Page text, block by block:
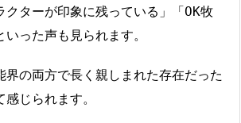
クターが印象に残っている」「OK牧
った声も見られます。
界の両方で長く親しまれた存在だった
じられます。